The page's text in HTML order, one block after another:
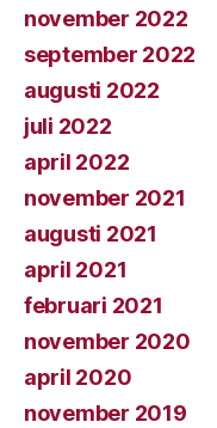
november 2022
september 2022
augusti 2022
juli 2022
april 2022
november 2021
augusti 2021
april 2021
februari 2021
november 2020
april 2020
november 2019